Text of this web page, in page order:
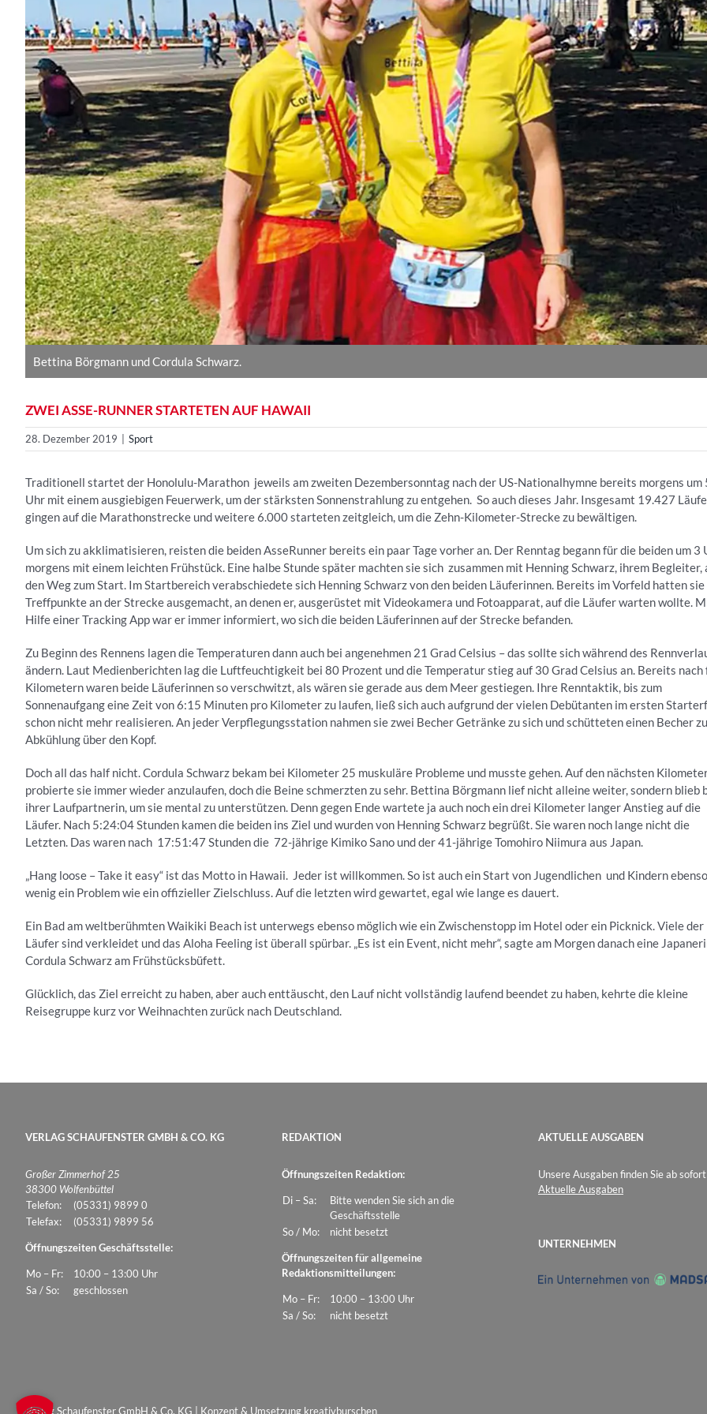
Bettina Börgmann und Cordula Schwarz.
ZWEI ASSE-RUNNER STARTETEN AUF HAWAII
28. Dezember 2019 Sport
Traditionell startet der Honolulu-Marathon jeweils am zweiten Dezembersonntag nach der US-Nationalhymne bereits morgens um
Uhr mit einem ausgiebigen Feuerwerk, um der stärksten Sonnenstrahlung zu entgehen. So auch dieses Jahr. Insgesamt 19.427
gingen auf die Marathonstrecke und weitere 6.000 starteten zeitgleich, um die Zehn-Kilometer-Strecke zu bewältigen.
Um sich zu akklimatisieren, reisten die beiden AsseRunner bereits ein paar Tage vorher an. Der Renntag begann für die beiden um 3
morgens mit einem leichten Frühstück. Eine halbe Stunde später machten sie sich zusammen mit Henning Schwarz, ihrem Begleiter,
den Weg zum Start. Im Startbereich verabschiedete sich Henning Schwarz von den beiden Läuferinnen. Bereits im Vorfeld hatten sie
Treffpunkte an der Strecke ausgemacht, an denen er, ausgerüstet mit Videokamera und Fotoapparat, auf die Läufer warten wollte.
Hilfe einer Tracking App war er immer informiert, wo sich die beiden Läuferinnen auf der Strecke befanden.
Zu Beginn des Rennens lagen die Temperaturen dann auch bei angenehmen 21 Grad Celsius – das sollte sich während des
ändern. Laut Medienberichten lag die Luftfeuchtigkeit bei 80 Prozent und die Temperatur stieg auf 30 Grad Celsius an. Bereits nach
Kilometern waren beide Läuferinnen so verschwitzt, als wären sie gerade aus dem Meer gestiegen. Ihre Renntaktik, bis zum
Sonnenaufgang eine Zeit von 6:15 Minuten pro Kilometer zu laufen, ließ sich auch aufgrund der vielen Debütanten im ersten
schon nicht mehr realisieren. An jeder Verpflegungsstation nahmen sie zwei Becher Getränke zu sich und schütteten einen Becher
Abkühlung über den Kopf.
Doch all das half nicht. Cordula Schwarz bekam bei Kilometer 25 muskuläre Probleme und musste gehen. Auf den nächsten
probierte sie immer wieder anzulaufen, doch die Beine schmerzten zu sehr. Bettina Börgmann lief nicht alleine weiter, sondern blieb
ihrer Laufpartnerin, um sie mental zu unterstützen. Denn gegen Ende wartete ja auch noch ein drei Kilometer langer Anstieg auf die
Läufer. Nach 5:24:04 Stunden kamen die beiden ins Ziel und wurden von Henning Schwarz begrüßt. Sie waren noch lange nicht die
Letzten. Das waren nach 17:51:47 Stunden die 72-jährige Kimiko Sano und der 41-jährige Tomohiro Niimura aus Japan.
„Hang loose – Take it easy“ ist das Motto in Hawaii. Jeder ist willkommen. So ist auch ein Start von Jugendlichen und Kindern ebenso
wenig ein Problem wie ein offizieller Zielschluss. Auf die letzten wird gewartet, egal wie lange es dauert.
Ein Bad am weltberühmten Waikiki Beach ist unterwegs ebenso möglich wie ein Zwischenstopp im Hotel oder ein Picknick. Viele der
Läufer sind verkleidet und das Aloha Feeling ist überall spürbar. „Es ist ein Event, nicht mehr“, sagte am Morgen danach eine
Cordula Schwarz am Frühstücksbüfett.
Glücklich, das Ziel erreicht zu haben, aber auch enttäuscht, den Lauf nicht vollständig laufend beendet zu haben, kehrte die kleine
Reisegruppe kurz vor Weihnachten zurück nach Deutschland.
VERLAG SCHAUFENSTER GMBH & CO. KG
Großer Zimmerhof 25
38300 Wolfenbüttel
Telefon:
(05331) 9899 0
Telefax:
(05331) 9899 56
Öffnungszeiten Geschäftsstelle:
Mo – Fr:
10:00 – 13:00 Uhr
Sa / So:
geschlossen
REDAKTION
Öffnungszeiten Redaktion:
Di – Sa:
Bitte wenden Sie sich an die
Geschäftsstelle
So / Mo:
nicht besetzt
Öffnungszeiten für allgemeine
Redaktionsmitteilungen:
Mo – Fr:
10:00 – 13:00 Uhr
Sa / So:
nicht besetzt
AKTUELLE AUSGABEN
Unsere Ausgaben finden Sie ab
Aktuelle Ausgaben
UNTERNEHMEN
Verlag Schaufenster GmbH & Co. KG | Konzept & Umsetzung kreativburschen